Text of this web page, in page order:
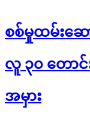
စစ်မှုထမ်းဆ
လူ ၃၀ တော
အမှား